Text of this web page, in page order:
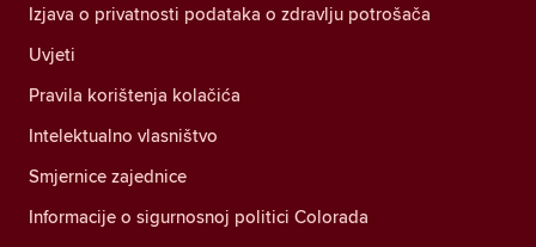
Izjava o privatnosti podataka o zdravlju potrošača
Uvjeti
Pravila korištenja kolačića
Intelektualno vlasništvo
Smjernice zajednice
Informacije o sigurnosnoj politici Colorada